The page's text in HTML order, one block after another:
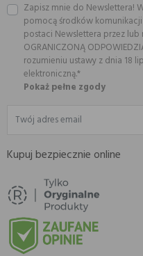
Zapisz mnie do Newslettera!
pomocą środków
postaci Newslettera przez lub
OGRANICZONĄ
rozumieniu ustawy z dnia 18
elektroniczną.*
Pokaż pełne zgody
Kupuj bezpiecznie online